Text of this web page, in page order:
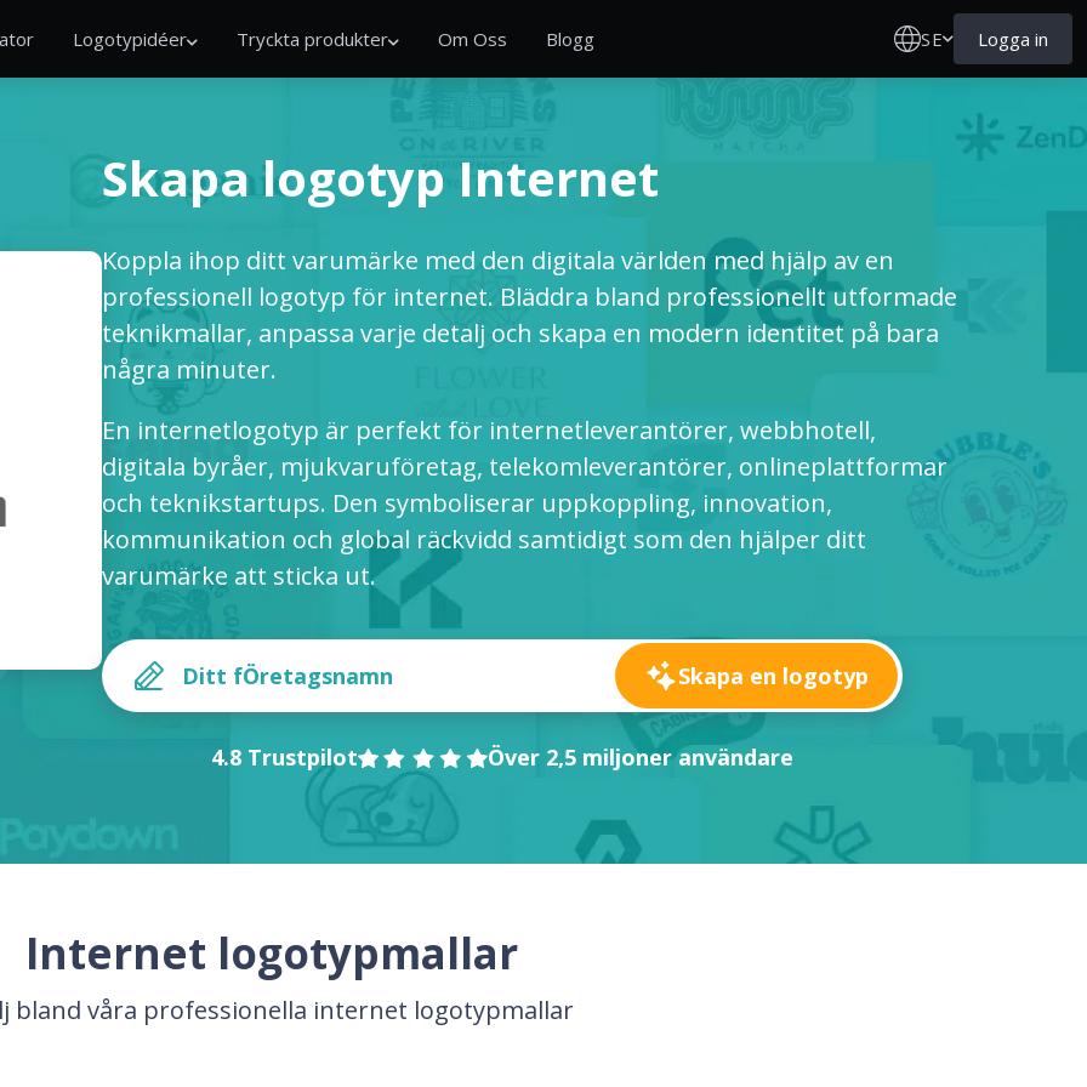
Logotypidéer Tryckta produkter Om Oss Blogg SE Logga in
Skapa logotyp Internet
Koppla ihop ditt varumärke med den digitala världen med hjälp av en
professionell logotyp för internet. Bläddra bland professionellt utformade
teknikmallar, anpassa varje detalj och skapa en modern identitet på bara
några minuter.
En internetlogotyp är perfekt för internetleverantörer, webbhotell,
digitala byråer, mjukvaruföretag, telekomleverantörer, onlineplattformar
och teknikstartups. Den symboliserar uppkoppling, innovation,
kommunikation och global räckvidd samtidigt som den hjälper ditt
varumärke att sticka ut.
Skapa en logotyp
4.8 Trustpilot Över 2,5 miljoner användare
Internet logotypmallar
bland våra professionella internet logotypmallar